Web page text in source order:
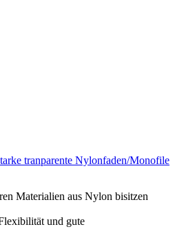
tranparente Nylonfaden/Monofile
Materialien aus Nylon bisitzen
und gute